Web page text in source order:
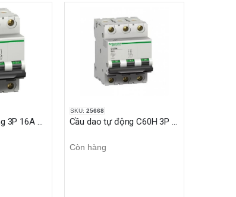
Cầu Dao Tự Động 3P 16A 4.5KA Multi 9
SKU: 25668
Cầu dao tự động C60H 3P 2A 10KA Multi9
Còn hàng